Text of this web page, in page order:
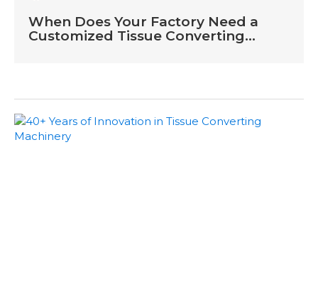
When Does Your Factory Need a
Customized Tissue Converting